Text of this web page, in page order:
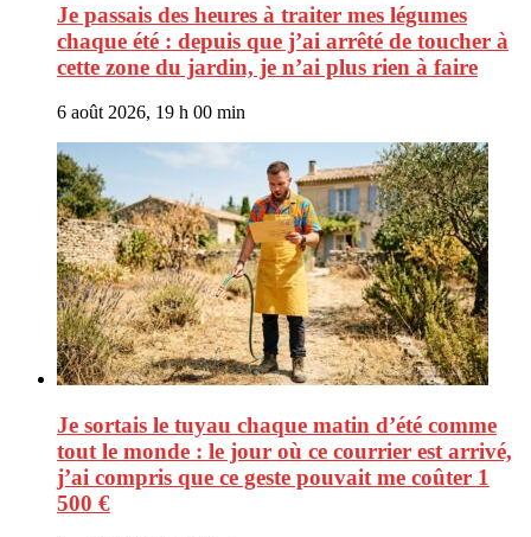
Je passais des heures à traiter mes légumes
chaque été : depuis que j’ai arrêté de toucher à
cette zone du jardin, je n’ai plus rien à faire
6 août 2026, 19 h 00 min
Je sortais le tuyau chaque matin d’été comme
tout le monde : le jour où ce courrier est arrivé,
j’ai compris que ce geste pouvait me coûter 1
500 €